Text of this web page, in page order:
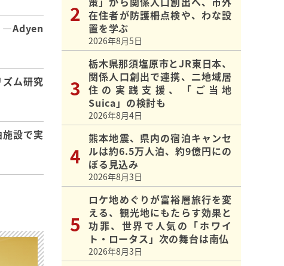
―Adyen
ム研究
設で実
在住者が防護柵点検や、わな設
置を学ぶ
2026年8月5日
栃木県那須塩原市とJR東日本、
関係人口創出で連携、二地域居
住の実践支援、「ご当地
Suica」の検討も
2026年8月4日
熊本地震、県内の宿泊キャンセ
ルは約6.5万人泊、約9億円にの
ぼる見込み
2026年8月3日
ロケ地めぐりが富裕層旅行を変
える、観光地にもたらす効果と
功罪、世界で人気の「ホワイ
ト・ロータス」次の舞台は南仏
2026年8月3日